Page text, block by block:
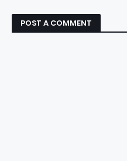
POST A COMMENT